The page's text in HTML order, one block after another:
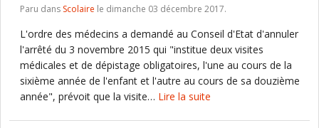
Paru dans Scolaire le dimanche 03 décembre 2017.
L'ordre des médecins a demandé au Conseil d'Etat d'annuler
l'arrêté du 3 novembre 2015 qui "institue deux visites
médicales et de dépistage obligatoires, l'une au cours de la
sixième année de l'enfant et l'autre au cours de sa douzième
année", prévoit que la visite… Lire la suite